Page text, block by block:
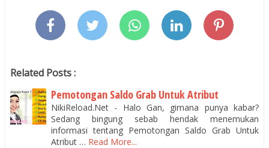
Related Posts :
Pemotongan Saldo Grab Untuk Atribut
NikiReload.Net - Halo Gan, gimana punya kabar?
Sedang bingung sebab hendak menemukan
informasi tentang Pemotongan Saldo Grab Untuk
Atribut … Read More...